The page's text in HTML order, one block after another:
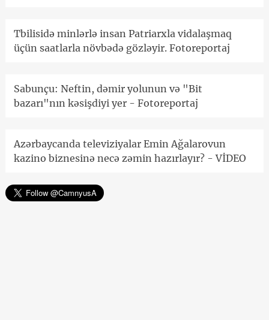
Tbilisidə minlərlə insan Patriarxla vidalaşmaq
üçün saatlarla növbədə gözləyir. Fotoreportaj
Sabunçu: Neftin, dəmir yolunun və "Bit
bazarı"nın kəsişdiyi yer - Fotoreportaj
Azərbaycanda televiziyalar Emin Ağalarovun
kazino biznesinə necə zəmin hazırlayır? - VİDEO